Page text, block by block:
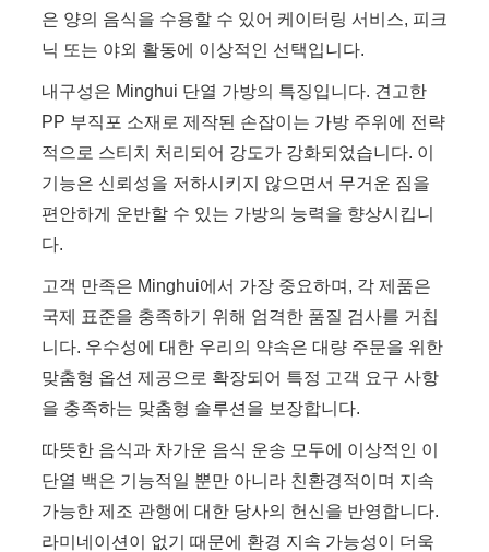
은 양의 음식을 수용할 수 있어 케이터링 서비스, 피크
닉 또는 야외 활동에 이상적인 선택입니다.
내구성은 Minghui 단열 가방의 특징입니다. 견고한
PP 부직포 소재로 제작된 손잡이는 가방 주위에 전략
적으로 스티치 처리되어 강도가 강화되었습니다. 이
기능은 신뢰성을 저하시키지 않으면서 무거운 짐을
편안하게 운반할 수 있는 가방의 능력을 향상시킵니
다.
고객 만족은 Minghui에서 가장 중요하며, 각 제품은
국제 표준을 충족하기 위해 엄격한 품질 검사를 거칩
니다. 우수성에 대한 우리의 약속은 대량 주문을 위한
맞춤형 옵션 제공으로 확장되어 특정 고객 요구 사항
을 충족하는 맞춤형 솔루션을 보장합니다.
따뜻한 음식과 차가운 음식 운송 모두에 이상적인 이
단열 백은 기능적일 뿐만 아니라 친환경적이며 지속
가능한 제조 관행에 대한 당사의 헌신을 반영합니다.
라미네이션이 없기 때문에 환경 지속 가능성이 더욱